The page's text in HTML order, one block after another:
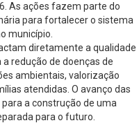
As ações fazem parte do
para fortalecer o sistema
município.
diretamente a qualidade
redução de doenças de
ambientais, valorização
atendidas. O avanço das
a construção de uma
para o futuro.